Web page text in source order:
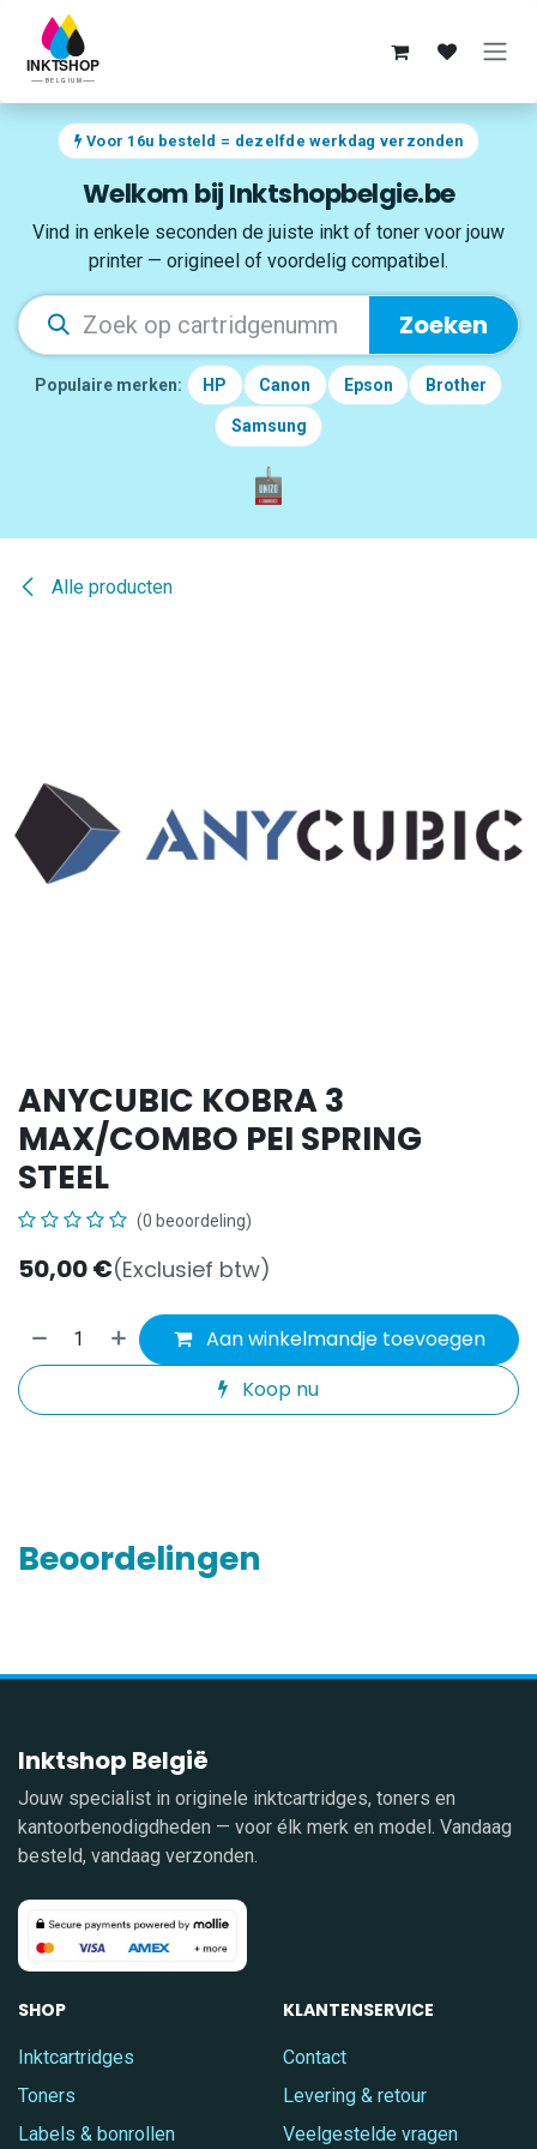
Overslaan naar inhoud
Voor 16u besteld = dezelfde werkdag verzonden
Welkom bij Inktshopbelgie.be
Vind in enkele seconden de juiste inkt of toner voor jouw
printer — origineel of voordelig compatibel.
Zoeken
Populaire merken: HP Canon Epson Brother
Samsung
Alle producten
ANYCUBIC KOBRA 3
MAX/COMBO PEI SPRING
STEEL
(0 beoordeling)
50,00€(Exclusief btw)
Aan winkelmandje toevoegen
Koop nu
Beoordelingen
Inktshop België
Jouw specialist in originele inktcartridges, toners en
kantoorbenodigdheden — voor élk merk en model. Vandaag
besteld, vandaag verzonden.
SHOP
Inktcartridges
Toners
Labels & bonrollen
KLANTENSERVICE
Contact
Levering & retour
Veelgestelde vragen